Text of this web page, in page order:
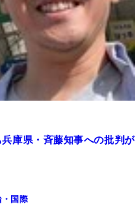
庫県・斉藤知事への批判が
・国際